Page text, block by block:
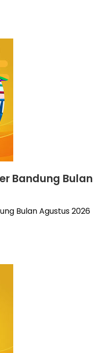
Bandung Bulan
Bulan Agustus 2026